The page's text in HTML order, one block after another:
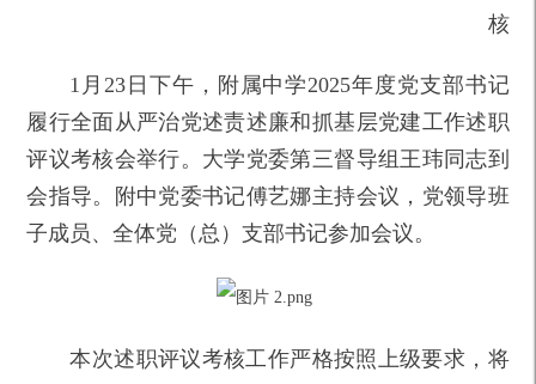
核
1月23日下午，附属中学2025年度党支部书记
履行全面从严治党述责述廉和抓基层党建工作述职
评议考核会举行。大学党委第三督导组王玮同志到
会指导。附中党委书记傅艺娜主持会议，党领导班
子成员、全体党（总）支部书记参加会议。
本次述职评议考核工作严格按照上级要求，将